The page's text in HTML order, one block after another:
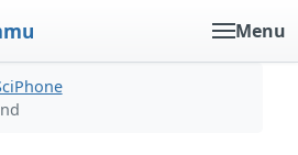
Menu